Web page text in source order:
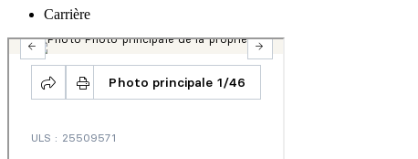
Carrière